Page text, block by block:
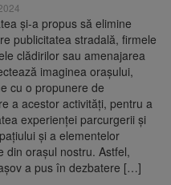
și-a propus să elimine
publicitatea stradală, firmele
clădirilor sau amenajarea
imaginea orașului,
cu o propunere de
a acestor activități, pentru a
experienței parcurgerii și
și a elementelor
din orașul nostru. Astfel,
a pus în dezbatere […]